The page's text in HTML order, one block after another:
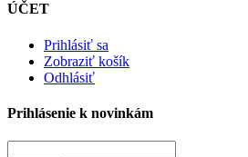
ÚČET
Prihlásiť sa
Zobraziť košík
Odhlásiť
Prihlásenie k novinkám